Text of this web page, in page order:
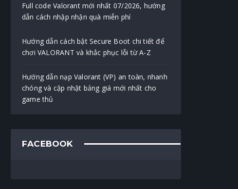
Full code Valorant mới nhất 07/2026, hướng
dẫn cách nhập nhận quà miễn phí
Hướng dẫn cách bật Secure Boot chi tiết để
chơi VALORANT và khắc phục lỗi từ A-Z
Hướng dẫn nạp Valorant (VP) an toàn, nhanh
chóng và cập nhật bảng giá mới nhất cho
game thủ
FACEBOOK